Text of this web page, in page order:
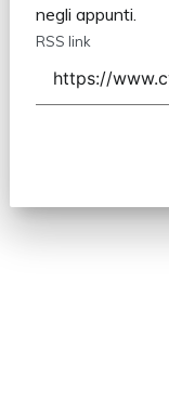
negli appunti.
RSS link